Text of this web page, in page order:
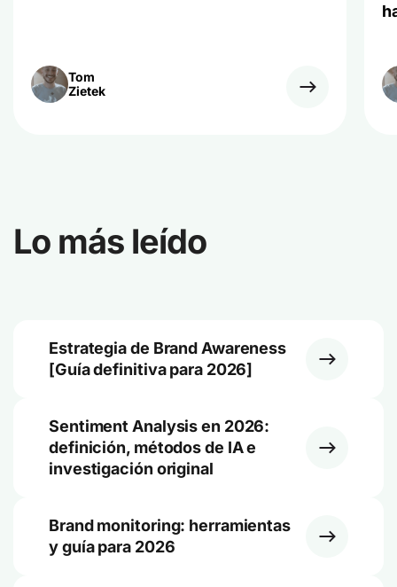
Tom
Zietek
Lo más leído
Estrategia de Brand Awareness
[Guía definitiva para 2026]
Sentiment Analysis en 2026:
definición, métodos de IA e
investigación original
Brand monitoring: herramientas
y guía para 2026